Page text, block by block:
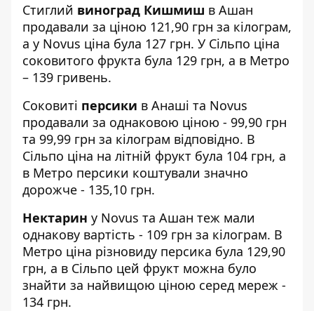
Стиглий виноград Кишмиш в Ашан
продавали за ціною 121,90 грн за кілограм,
а у Novus ціна була 127 грн. У Сільпо ціна
соковитого фрукта була 129 грн, а в Метро
– 139 гривень.
Соковиті персики в Анаші та Novus
продавали за однаковою ціною - 99,90 грн
та 99,99 грн за кілограм відповідно. В
Сільпо ціна на літній фрукт була 104 грн, а
в Метро персики коштували значно
дорожче - 135,10 грн.
Нектарин у Novus та Ашан теж мали
однакову вартість - 109 грн за кілограм. В
Метро ціна різновиду персика була 129,90
грн, а в Сільпо цей фрукт можна було
знайти за найвищою ціною серед мереж -
134 грн.